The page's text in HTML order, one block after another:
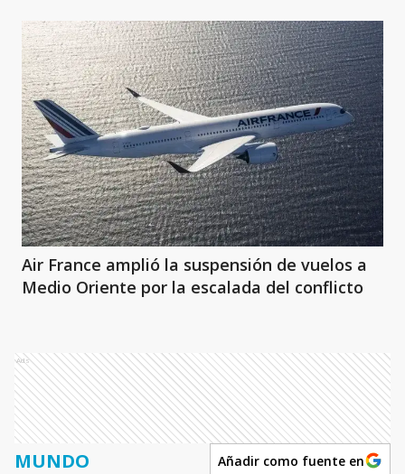
Air France amplió la suspensión de vuelos a
Medio Oriente por la escalada del conflicto
Ads
MUNDO Añadir como fuente en